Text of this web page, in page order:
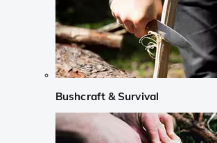
Bushcraft & Survival